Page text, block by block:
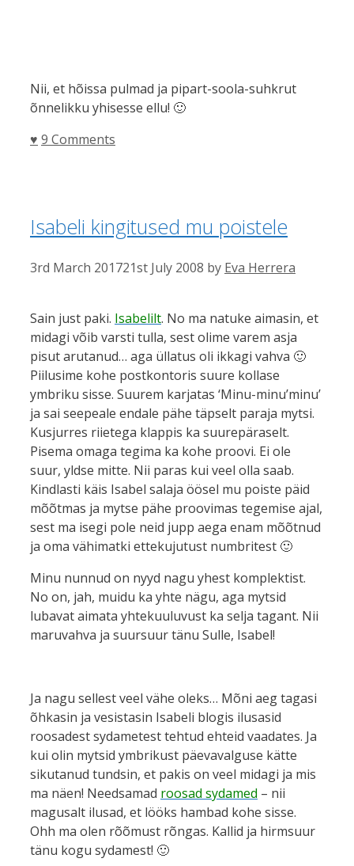
Nii, et hõissa pulmad ja pipart-soola-suhkrut
õnnelikku yhisesse ellu! 🙂
Categories
♥ 9 Comments
Isabeli kingitused mu poistele
3rd March 201721st July 2008 by Eva Herrera
Sain just paki. Isabelilt. No ma natuke aimasin, et
midagi võib varsti tulla, sest olime varem asja
pisut arutanud… aga üllatus oli ikkagi vahva 🙂
Piilusime kohe postkontoris suure kollase
ymbriku sisse. Suurem karjatas ‘Minu-minu’minu’
ja sai seepeale endale pähe täpselt paraja mytsi.
Kusjurres riietega klappis ka suurepäraselt.
Pisema omaga tegima ka kohe proovi. Ei ole
suur, yldse mitte. Nii paras kui veel olla saab.
Kindlasti käis Isabel salaja öösel mu poiste päid
mõõtmas ja mytse pähe proovimas tegemise ajal,
sest ma isegi pole neid jupp aega enam mõõtnud
ja oma vähimatki ettekujutust numbritest 🙂
Minu nunnud on nyyd nagu yhest komplektist.
No on, jah, muidu ka yhte nägu, aga mytsid
lubavat aimata yhtekuuluvust ka selja tagant. Nii
maruvahva ja suursuur tänu Sulle, Isabel!
Ja nagu sellest veel vähe oleks… Mõni aeg tagasi
õhkasin ja vesistasin Isabeli blogis ilusasid
roosadest sydametest tehtud ehteid vaadates. Ja
kui olin mytsid ymbrikust päevavalguse kätte
sikutanud tundsin, et pakis on veel midagi ja mis
ma näen! Needsamad roosad sydamed – nii
magusalt ilusad, et lööks hambad kohe sisse.
Ohh ma olen rõõmust rõngas. Kallid ja hirmsuur
tänu kogu sydamest! 🙂